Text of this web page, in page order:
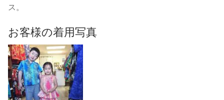
レ
オ
レ
ン
ジ
-
6
ス。
お客様の着用写真